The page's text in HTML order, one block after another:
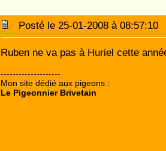
Posté le 25-01-2008 à
Ruben ne va pas à Huriel cette
--------------------
Mon site dédié aux pigeons :
Le Pigeonnier Brivetain